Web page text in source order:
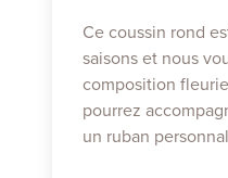
Ce coussin rond
saisons et nous
composition
pourrez
un ruban